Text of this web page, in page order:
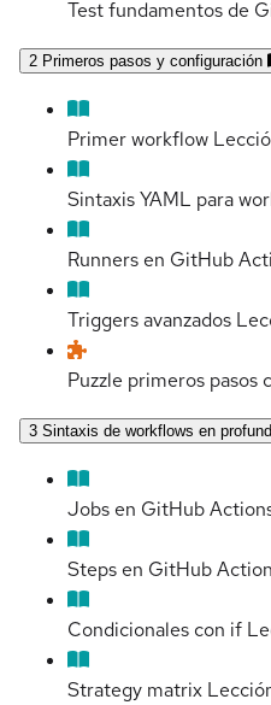
Test fundamentos de
2 Primeros pasos y configuración
Primer workflow
Sintaxis YAML para
Runners en GitHub
Triggers avanzados
Puzzle primeros pasos
3 Sintaxis de workflows en
Jobs en GitHub
Steps en GitHub
Condicionales con if
Strategy matrix